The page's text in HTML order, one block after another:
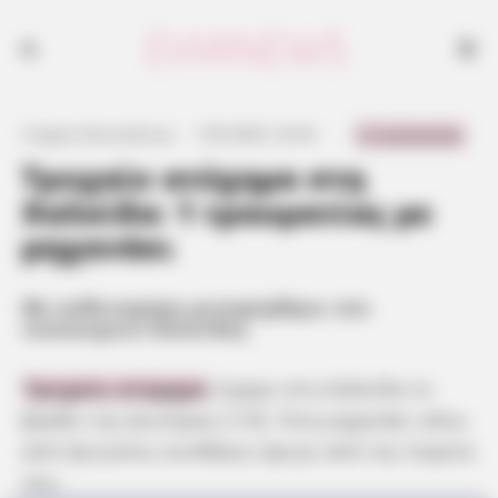
Τροχαίο ατύχημα στη
Χαλκίδα: 1 τραυματίας με
μηχανάκι
Με ασθενοφόρο μεταφέρθηκε στο
Τροχαίο ατύχημα